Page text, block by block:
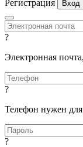
Регистрация Вход
?
Электронная
?
Телефон нужен для
?